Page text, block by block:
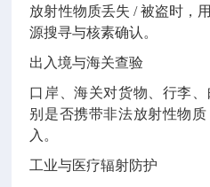
放射性物质丢失 / 被盗时，
源搜寻与核素确认。
出入境与海关查验
口岸、海关对货物、行李
别是否携带非法放射性物
入。
工业与医疗辐射防护